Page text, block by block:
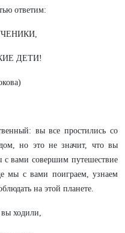
ответим:
ДЕТИ!
вы все простились со
но это не значит, что вы
с вами совершим путешествие
мы с вами поиграем, узнаем
на этой планете.
ходили,